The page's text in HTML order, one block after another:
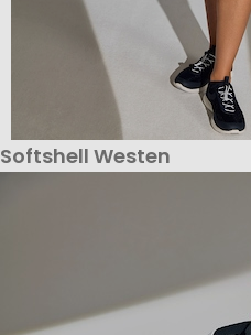
Softshell Westen